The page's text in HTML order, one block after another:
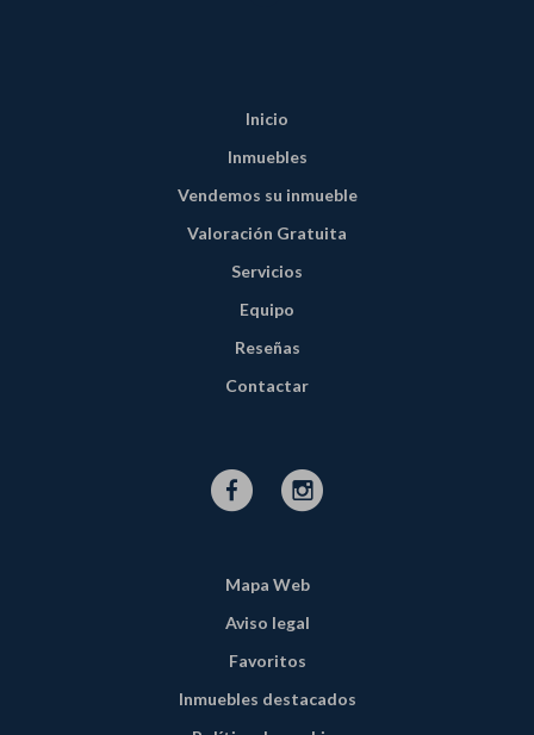
Inicio
Inmuebles
Vendemos su inmueble
Valoración Gratuita
Servicios
Equipo
Reseñas
Contactar
Mapa Web
Aviso legal
Favoritos
Inmuebles destacados